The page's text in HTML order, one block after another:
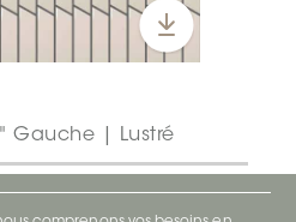
Gauche | Lustré